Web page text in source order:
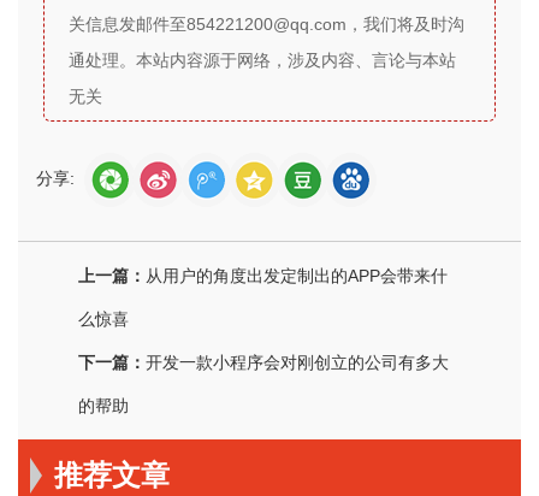
关信息发邮件至854221200@qq.com，我们将及时沟
通处理。本站内容源于网络，涉及内容、言论与本站
无关
分享:
上一篇： 从用户的角度出发定制出的APP会带来什
么惊喜
下一篇： 开发一款小程序会对刚创立的公司有多大
的帮助
推荐文章